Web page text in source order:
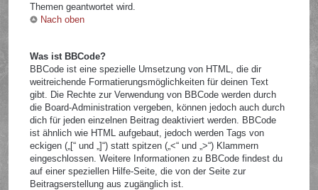
Themen geantwortet wird.
Nach oben
Was ist BBCode?
BBCode ist eine spezielle Umsetzung von HTML, die dir
weitreichende Formatierungsmöglichkeiten für deinen Text
gibt. Die Rechte zur Verwendung von BBCode werden durch
die Board-Administration vergeben, können jedoch auch durch
dich für jeden einzelnen Beitrag deaktiviert werden. BBCode
ist ähnlich wie HTML aufgebaut, jedoch werden Tags von
eckigen („[“ und „]“) statt spitzen („<“ und „>“) Klammern
eingeschlossen. Weitere Informationen zu BBCode findest du
auf einer speziellen Hilfe-Seite, die von der Seite zur
Beitragserstellung aus zugänglich ist.